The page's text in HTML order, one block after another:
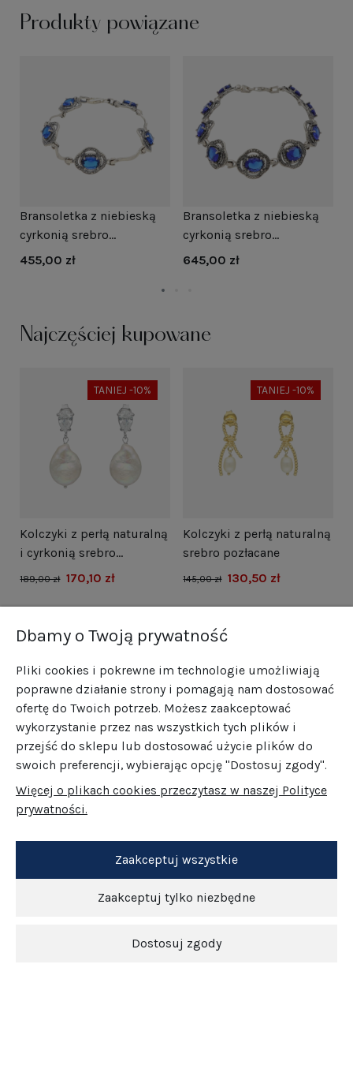
Produkty powiązane
Bransoletka z niebieską
cyrkonią srebro
oksydowane
455,00 zł
Bransoletka z niebieską
cyrkonią srebro
oksydowane
645,00 zł
Najczęściej kupowane
TANIEJ -10%
Kolczyki z perłą naturalną
i cyrkonią srebro
rodowane
189,00 zł 170,10 zł
TANIEJ -10%
Kolczyki z perłą naturalną
srebro pozłacane
145,00 zł 130,50 zł
Dbamy o Twoją prywatność
Pliki cookies i pokrewne im technologie umożliwiają
poprawne działanie strony i pomagają nam dostosować
ofertę do Twoich potrzeb. Możesz zaakceptować
wykorzystanie przez nas wszystkich tych plików i
przejść do sklepu lub dostosować użycie plików do
swoich preferencji, wybierając opcję "Dostosuj zgody".
Więcej o plikach cookies przeczytasz w naszej Polityce
prywatności.
Zaakceptuj tylko niezbędne
Dostosuj zgody
Zaakceptuj wszystkie